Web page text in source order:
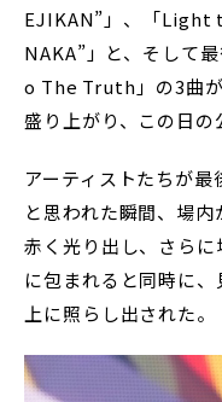
EJIKAN”」、「
NAKA”」と、そして
o The Truth」の3曲
盛り上がり、この日の
アーティストたちが
と思われた瞬間、場
赤く光り出し、さら
に包まれると同時に
上に照らし出された。